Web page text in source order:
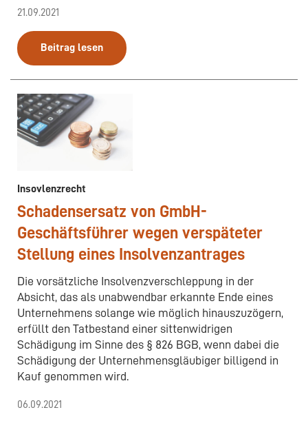
21.09.2021
Beitrag lesen
Insovlenzrecht
Schadensersatz von GmbH-
Geschäftsführer wegen verspäteter
Stellung eines Insolvenzantrages
Die vorsätzliche Insolvenzverschleppung in der
Absicht, das als unabwendbar erkannte Ende eines
Unternehmens solange wie möglich hinauszuzögern,
erfüllt den Tatbestand einer sittenwidrigen
Schädigung im Sinne des § 826 BGB, wenn dabei die
Schädigung der Unternehmensgläubiger billigend in
Kauf genommen wird.
06.09.2021